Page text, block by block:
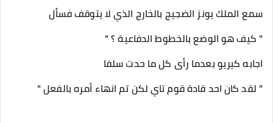
سمع الملك يونز الضجيج بالخارج الذي لا يتوقف فسأل
" كيف هو الوضع بالخطوط الدفاعية ؟ "
اجابه كيريو بعدما رأى كل ما حدت سلفا
" لقد كان احد قادة قوم تاي لكن تم انهاء أمره بالفعل "